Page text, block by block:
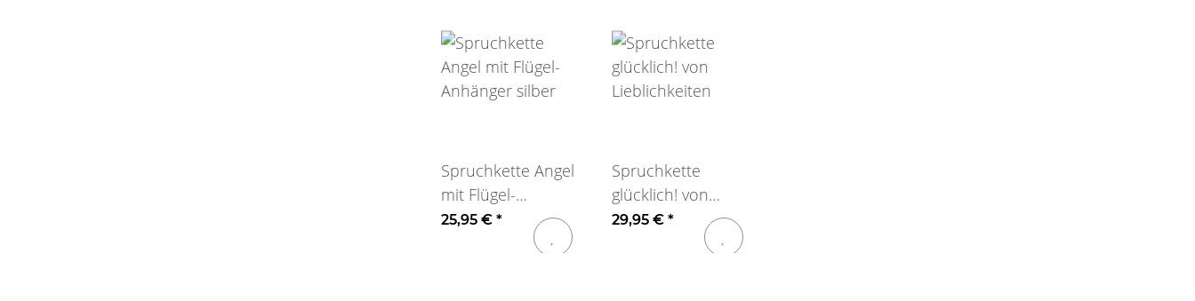
Spruchkette Angel
mit Flügel-
Anhänger silber
25,95 € *
Spruchkette
glücklich! von
Lieblichkeiten
29,95 € *